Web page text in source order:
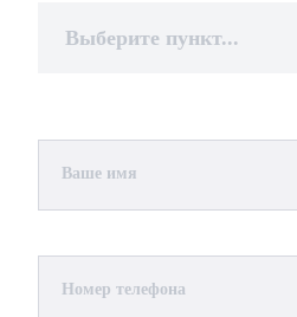
Выберите пункт...
Ваше имя
Номер телефона